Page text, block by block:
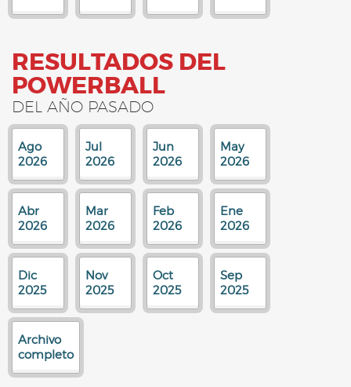
RESULTADOS DEL
POWERBALL
DEL AÑO PASADO
Ago
2026
Jul
2026
Jun
2026
May
2026
Abr
2026
Mar
2026
Feb
2026
Ene
2026
Dic
2025
Nov
2025
Oct
2025
Sep
2025
Archivo
completo